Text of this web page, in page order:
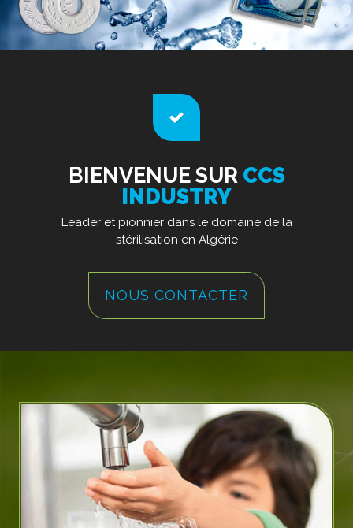
BIENVENUE SUR CCS
INDUSTRY
Leader et pionnier dans le domaine de la
stérilisation en Algérie
NOUS CONTACTER